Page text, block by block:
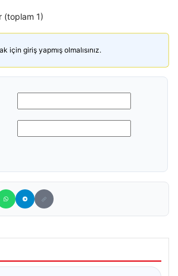
(toplam 1)
için giriş yapmış olmalısınız.